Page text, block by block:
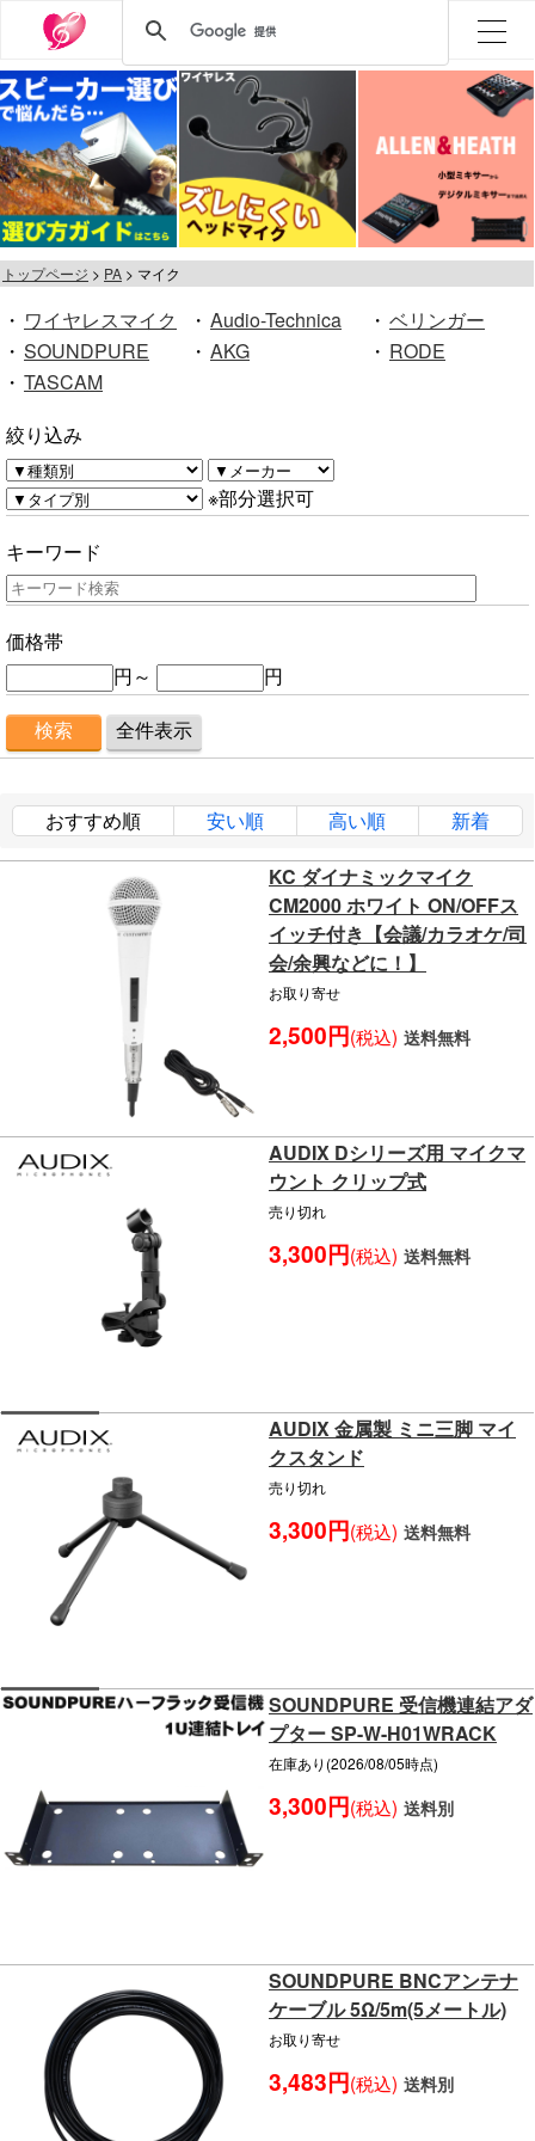
トップページ PA マイク
・ ワイヤレスマイク ・ Audio-Technica ・ ベリンガー
・ SOUNDPURE ・ AKG ・ RODE
・ TASCAM
絞り込み
※部分選択可
キーワード
価格帯
円～
円
おすすめ順 安い順 高い順 新着
KC ダイナミックマイク
CM2000 ホワイト ON/OFFス
イッチ付き【会議/カラオケ/司
会/余興などに！】
お取り寄せ
2,500円(税込) 送料無料
AUDIX Dシリーズ用 マイクマ
ウント クリップ式
売り切れ
3,300円(税込) 送料無料
AUDIX 金属製 ミニ三脚 マイ
クスタンド
売り切れ
3,300円(税込) 送料無料
SOUNDPURE 受信機連結アダ
プター SP-W-H01WRACK
在庫あり(2026/08/05時点)
3,300円(税込) 送料別
SOUNDPURE BNCアンテナ
ケーブル 5Ω/5m(5メートル)
お取り寄せ
3,483円(税込) 送料別